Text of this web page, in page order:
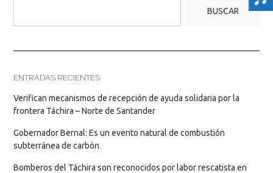
BUSCAR
ENTRADAS RECIENTES
Verifican mecanismos de recepción de ayuda solidaria por la
frontera Táchira – Norte de Santander
Gobernador Bernal: Es un evento natural de combustión
subterránea de carbón
Bomberos del Táchira son reconocidos por labor rescatista en